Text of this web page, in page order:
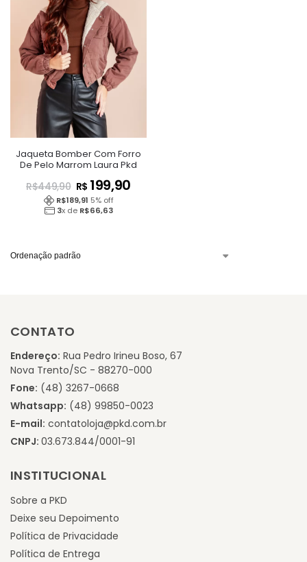
Jaqueta Bomber Com Forro
De Pelo Marrom Laura Pkd
R$449,90 R$ 199,90
R$189,91 5% off
3x de R$66,63
CONTATO
Endereço: Rua Pedro Irineu Boso, 67
Nova Trento/SC - 88270-000
Fone: (48) 3267-0668
Whatsapp: (48) 99850-0023
E-mail: contatoloja@pkd.com.br
CNPJ: 03.673.844/0001-91
INSTITUCIONAL
Sobre a PKD
Deixe seu Depoimento
Política de Privacidade
Política de Entrega